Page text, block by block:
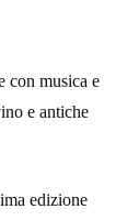
con musica e
e antiche
edizione